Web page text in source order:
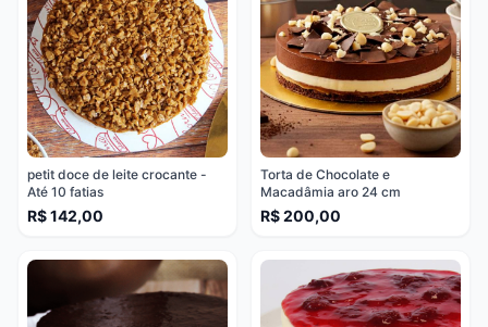
petit doce de leite crocante -
Até 10 fatias
R$ 142,00
Torta de Chocolate e
Macadâmia aro 24 cm
R$ 200,00